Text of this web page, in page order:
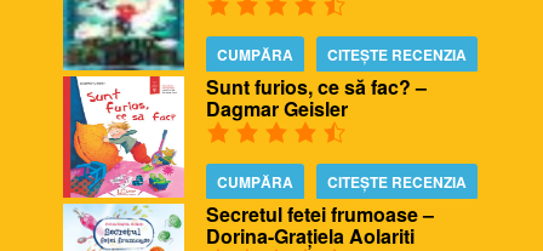
CUMPĂRA CITEȘTE RECENZIA
Sunt furios, ce să fac? –
Dagmar Geisler
CUMPĂRA CITEȘTE RECENZIA
Secretul fetei frumoase –
Dorina-Grațiela Aolariti